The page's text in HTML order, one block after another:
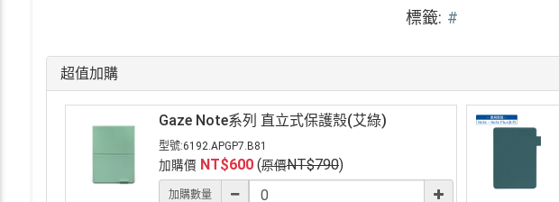
標籤: #
超值加購
Gaze Note系列 直立式保護殼(艾綠)
型號:6192.APGP7.B81
加購價 NT$600 (原價NT$790)
加購數量